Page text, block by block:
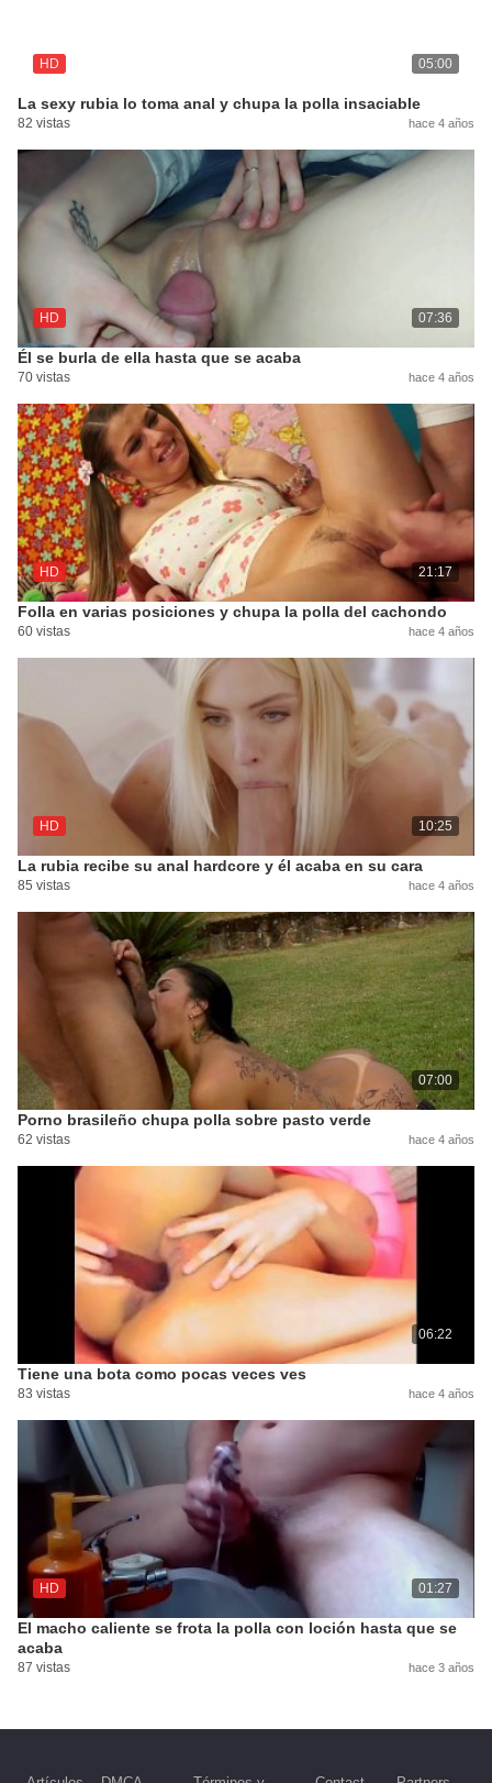
HD 05:00
La sexy rubia lo toma anal y chupa la polla insaciable
82 vistas hace 4 años
HD 07:36
Él se burla de ella hasta que se acaba
70 vistas hace 4 años
HD 21:17
Folla en varias posiciones y chupa la polla del cachondo
60 vistas hace 4 años
HD 10:25
La rubia recibe su anal hardcore y él acaba en su cara
85 vistas hace 4 años
07:00
Porno brasileño chupa polla sobre pasto verde
62 vistas hace 4 años
06:22
Tiene una bota como pocas veces ves
83 vistas hace 4 años
HD 01:27
El macho caliente se frota la polla con loción hasta que se
acaba
87 vistas hace 3 años